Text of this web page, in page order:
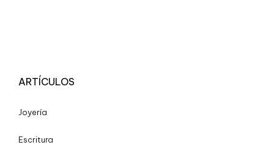
ARTÍCULOS
Joyería
Escritura